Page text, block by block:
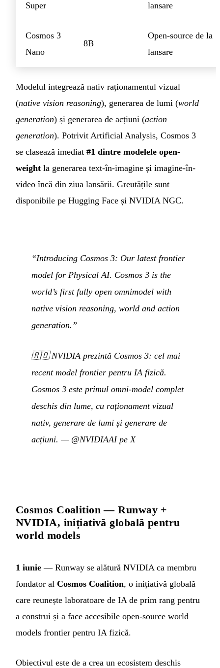
Super
lansare
Cosmos 3
Nano
8B
Open-source de la
lansare
Modelul integrează nativ raționamentul vizual
(native vision reasoning), generarea de lumi (world
generation) și generarea de acțiuni (action
generation). Potrivit Artificial Analysis, Cosmos 3
se clasează imediat #1 dintre modelele open-
weight la generarea text-în-imagine și imagine-în-
video încă din ziua lansării. Greutățile sunt
disponibile pe Hugging Face și NVIDIA NGC.
“Introducing Cosmos 3: Our latest frontier
model for Physical AI. Cosmos 3 is the
world’s first fully open omnimodel with
native vision reasoning, world and action
generation.”
🇷🇴NVIDIA prezintă Cosmos 3: cel mai
recent model frontier pentru IA fizică.
Cosmos 3 este primul omni-model complet
deschis din lume, cu raționament vizual
nativ, generare de lumi și generare de
acțiuni. — @NVIDIAAI pe X
Cosmos Coalition — Runway +
NVIDIA, inițiativă globală pentru
world models
1 iunie — Runway se alătură NVIDIA ca membru
fondator al Cosmos Coalition, o inițiativă globală
care reunește laboratoare de IA de prim rang pentru
a construi și a face accesibile open-source world
models frontier pentru IA fizică.
Obiectivul este de a crea un ecosistem deschis